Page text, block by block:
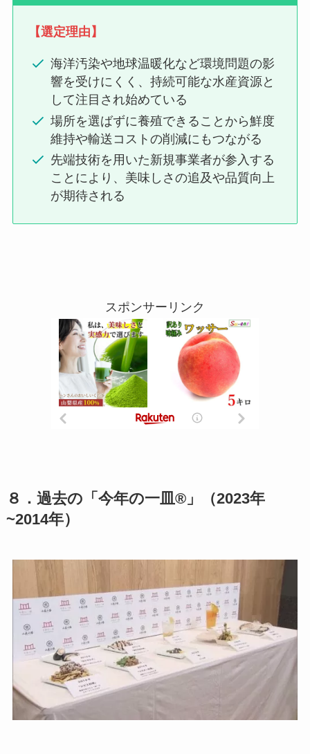
【選定理由】
海洋汚染や地球温暖化など環境問題の影
響を受けにくく、持続可能な水産資源と
して注目され始めている
場所を選ばずに養殖できることから鮮度
維持や輸送コストの削減にもつながる
先端技術を用いた新規事業者が参入する
ことにより、美味しさの追及や品質向上
が期待される
スポンサーリンク
８．過去の「今年の一皿®」（2023年
~2014年）